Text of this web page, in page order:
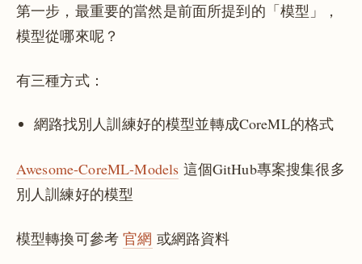
第一步，最重要的當然是前面所提到的「模型」，
模型從哪來呢？
有三種方式：
網路找別人訓練好的模型並轉成CoreML的格式
Awesome-CoreML-Models 這個GitHub專案搜集很多
別人訓練好的模型
模型轉換可參考官網 或網路資料